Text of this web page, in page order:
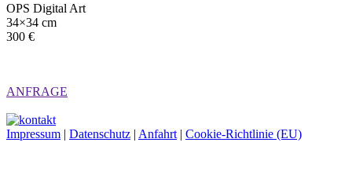
OPS Digital Art
34×34 cm
300 €
ANFRAGE
Impressum | Datenschutz | Anfahrt | Cookie-Richtlinie (EU)